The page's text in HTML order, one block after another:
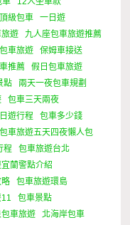
級包車
一日遊
遊
九人座包車旅遊推薦
車旅遊
保姆車接送
推薦
假日包車旅遊
點
兩天一夜包車規劃
包車三天兩夜
遊行程
包車多少錢
包車旅遊五天四夜懶人包
程
包車旅遊台北
蘭警點介紹
包車旅遊環島
包車景點
車旅遊
北海岸包車